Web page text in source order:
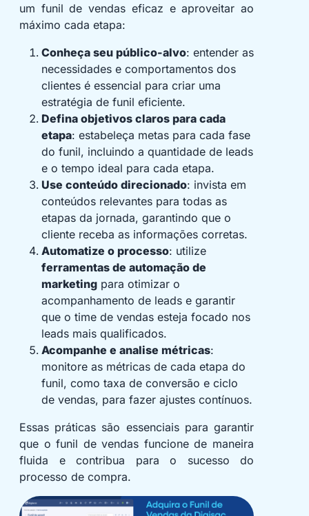
um funil de vendas eficaz e aproveitar ao
máximo cada etapa:
Conheça seu público-alvo: entender as
necessidades e comportamentos dos
clientes é essencial para criar uma
estratégia de funil eficiente.
Defina objetivos claros para cada
etapa: estabeleça metas para cada fase
do funil, incluindo a quantidade de leads
e o tempo ideal para cada etapa.
Use conteúdo direcionado: invista em
conteúdos relevantes para todas as
etapas da jornada, garantindo que o
cliente receba as informações corretas.
Automatize o processo: utilize
ferramentas de automação de
marketing para otimizar o
acompanhamento de leads e garantir
que o time de vendas esteja focado nos
leads mais qualificados.
Acompanhe e analise métricas:
monitore as métricas de cada etapa do
funil, como taxa de conversão e ciclo
de vendas, para fazer ajustes contínuos.
Essas práticas são essenciais para garantir
que o funil de vendas funcione de maneira
fluida e contribua para o sucesso do
processo de compra.